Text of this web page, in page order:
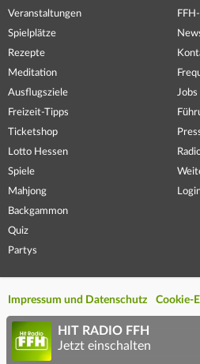
Veranstaltungen
Spielplätze
Rezepte
Meditation
Ausflugsziele
Freizeit-Tipps
Ticketshop
Lotto Hessen
Spiele
Mahjong
Backgammon
Quiz
Partys
Jobs
Impressum und Datenschutz Cookie-
HIT RADIO FFH
Jetzt einschalten